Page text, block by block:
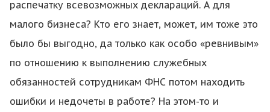
распечатку всевозможных деклараций. А для
малого бизнеса? Кто его знает, может, им тоже это
было бы выгодно, да только как особо «ревнивым»
по отношению к выполнению служебных
обязанностей сотрудникам ФНС потом находить
ошибки и недочеты в работе? На этом-то и